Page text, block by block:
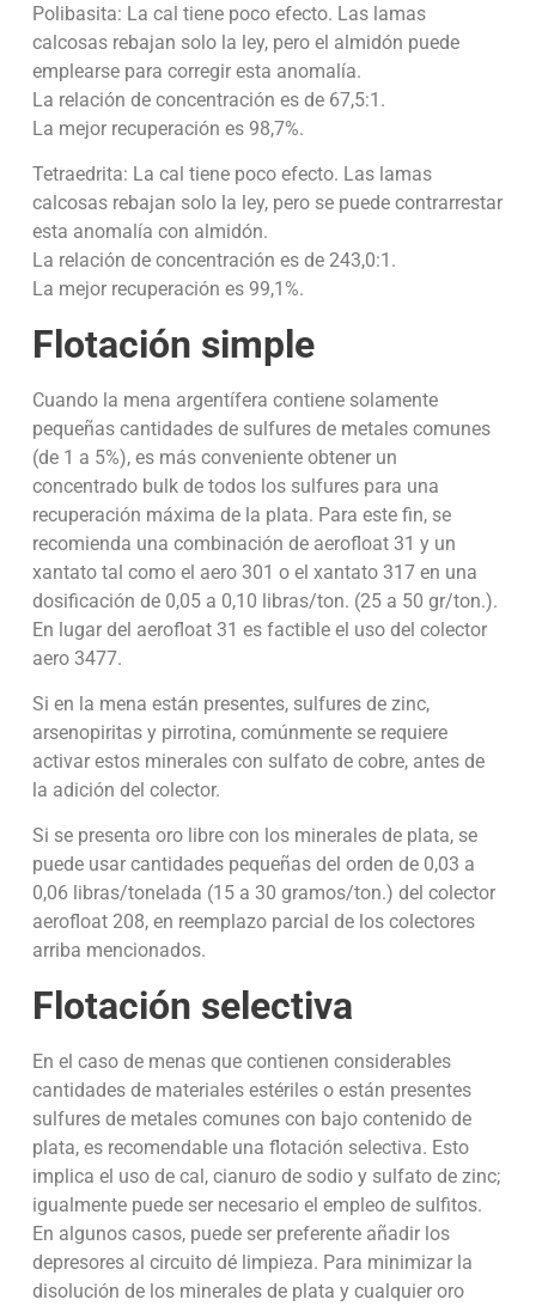
Polibasita: La cal tiene poco efecto. Las lamas
calcosas rebajan solo la ley, pero el almidón puede
emplearse para corregir esta anomalía.
La relación de concentración es de 67,5:1.
La mejor recuperación es 98,7%.
Tetraedrita: La cal tiene poco efecto. Las lamas
calcosas rebajan solo la ley, pero se puede contrarrestar
esta anomalía con almidón.
La relación de concentración es de 243,0:1.
La mejor recuperación es 99,1%.
Flotación simple
Cuando la mena argentífera contiene solamente
pequeñas cantidades de sulfures de metales comunes
(de 1 a 5%), es más conveniente obtener un
concentrado bulk de todos los sulfures para una
recuperación máxima de la plata. Para este fin, se
recomienda una combinación de aerofloat 31 y un
xantato tal como el aero 301 o el xantato 317 en una
dosificación de 0,05 a 0,10 libras/ton. (25 a 50 gr/ton.).
En lugar del aerofloat 31 es factible el uso del colector
aero 3477.
Si en la mena están presentes, sulfures de zinc,
arsenopiritas y pirrotina, comúnmente se requiere
activar estos minerales con sulfato de cobre, antes de
la adición del colector.
Si se presenta oro libre con los minerales de plata, se
puede usar cantidades pequeñas del orden de 0,03 a
0,06 libras/tonelada (15 a 30 gramos/ton.) del colector
aerofloat 208, en reemplazo parcial de los colectores
arriba mencionados.
Flotación selectiva
En el caso de menas que contienen considerables
cantidades de materiales estériles o están presentes
sulfures de metales comunes con bajo contenido de
plata, es recomendable una flotación selectiva. Esto
implica el uso de cal, cianuro de sodio y sulfato de zinc;
igualmente puede ser necesario el empleo de sulfitos.
En algunos casos, puede ser preferente añadir los
depresores al circuito dé limpieza. Para minimizar la
disolución de los minerales de plata y cualquier oro